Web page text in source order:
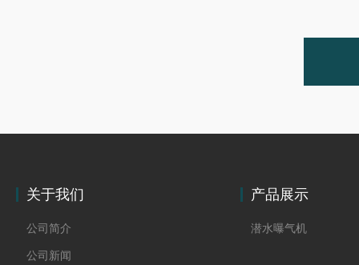
关于我们
公司简介
公司新闻
产品展示
潜水曝气机